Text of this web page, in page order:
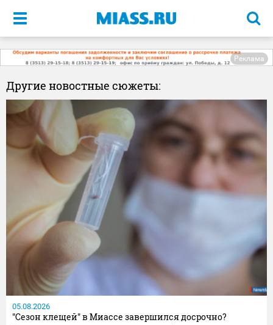
Меню
Реклама
Другие новостные сюжеты:
05.08.2026
"Сезон клещей" в Миассе завершился досрочно?